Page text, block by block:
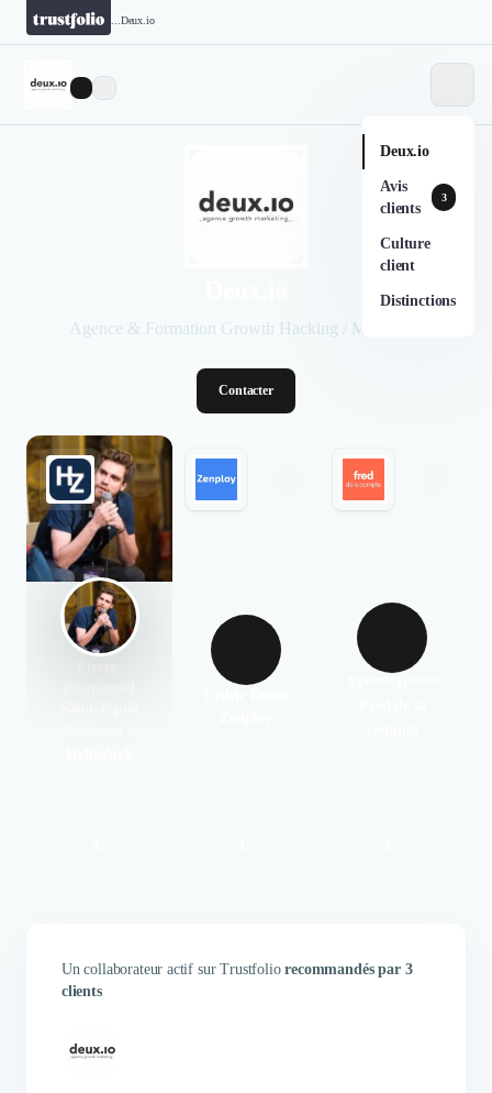
Deux.io
Deux.io
Avis
clients
3
Culture
client
Distinctions
Agence & Formation Growth Hacking / Marketing
Contacter
Un collaborateur actif sur Trustfoliorecommandés par 3
clients